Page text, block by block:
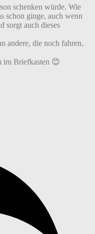
schenken würde. Wie
schon ginge, auch wenn
sorgt auch dieses
andere, die noch fahren,
im Briefkasten 😊